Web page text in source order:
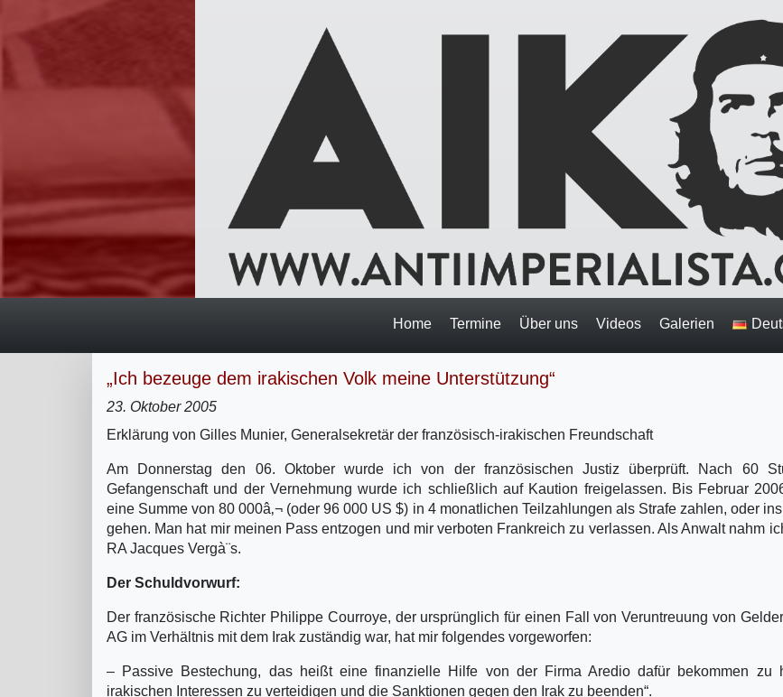
Home Termine Über uns Videos Galerien
„Ich bezeuge dem irakischen Volk meine Unterstützung“
23. Oktober 2005
Erklärung von Gilles Munier, Generalsekretär der französisch-irakischen Freundschaft
Am Donnerstag den 06. Oktober wurde ich von der französischen Justiz überprüft. Nach 60
Gefangenschaft und der Vernehmung wurde ich schließlich auf Kaution freigelassen. Bis Februar
eine Summe von 80 000â‚¬ (oder 96 000 US $) in 4 monatlichen Teilzahlungen als Strafe zahlen, oder
gehen. Man hat mir meinen Pass entzogen und mir verboten Frankreich zu verlassen. Als Anwalt nahm
RA Jacques Vergà¨s.
Der Schuldvorwurf:
Der französische Richter Philippe Courroye, der ursprünglich für einen Fall von Veruntreuung von
AG im Verhältnis mit dem Irak zuständig war, hat mir folgendes vorgeworfen:
– Passive Bestechung, das heißt eine finanzielle Hilfe von der Firma Aredio dafür bekommen zu
irakischen Interessen zu verteidigen und die Sanktionen gegen den Irak zu beenden“.